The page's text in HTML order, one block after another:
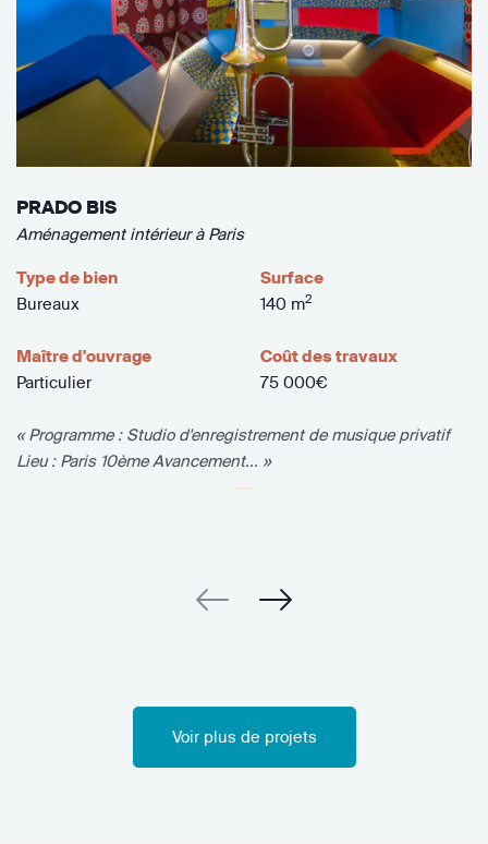
PRADO BIS
Aménagement intérieur à Paris
Type de bien
Bureaux
Surface
140 m2
Maître d'ouvrage
Particulier
Coût des travaux
75 000€
« Programme : Studio d'enregistrement de musique privatif
Lieu : Paris 10ème Avancement... »
Voir plus de projets